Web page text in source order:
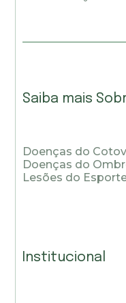
Saiba mais
Doenças do
Doenças do
Lesões do
Institucional